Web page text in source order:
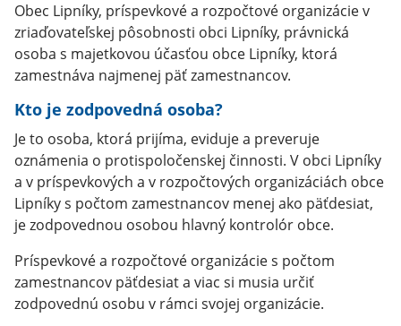
Obec Lipníky, príspevkové a rozpočtové organizácie v
zriaďovateľskej pôsobnosti obci Lipníky, právnická
osoba s majetkovou účasťou obce Lipníky, ktorá
zamestnáva najmenej päť zamestnancov.
Kto je zodpovedná osoba?
Je to osoba, ktorá prijíma, eviduje a preveruje
oznámenia o protispoločenskej činnosti. V obci Lipníky
a v príspevkových a v rozpočtových organizáciách obce
Lipníky s počtom zamestnancov menej ako päťdesiat,
je zodpovednou osobou hlavný kontrolór obce.
Príspevkové a rozpočtové organizácie s počtom
zamestnancov päťdesiat a viac si musia určiť
zodpovednú osobu v rámci svojej organizácie.